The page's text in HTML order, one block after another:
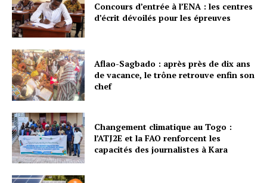
Concours d’entrée à l’ENA : les centres
d’écrit dévoilés pour les épreuves
Aflao-Sagbado : après près de dix ans
de vacance, le trône retrouve enfin son
chef
Changement climatique au Togo :
l’ATJ2E et la FAO renforcent les
capacités des journalistes à Kara